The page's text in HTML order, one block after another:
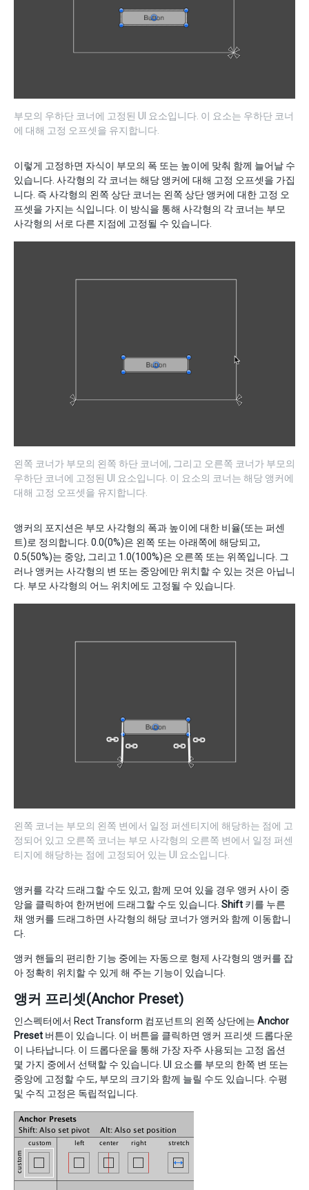
부모의 우하단 코너에 고정된 UI 요소입니다. 이 요소는 우하단 코너
에 대해 고정 오프셋을 유지합니다.
이렇게 고정하면 자식이 부모의 폭 또는 높이에 맞춰 함께 늘어날 수
있습니다. 사각형의 각 코너는 해당 앵커에 대해 고정 오프셋을 가집
니다. 즉 사각형의 왼쪽 상단 코너는 왼쪽 상단 앵커에 대한 고정 오
프셋을 가지는 식입니다. 이 방식을 통해 사각형의 각 코너는 부모
사각형의 서로 다른 지점에 고정될 수 있습니다.
왼쪽 코너가 부모의 왼쪽 하단 코너에, 그리고 오른쪽 코너가 부모의
우하단 코너에 고정된 UI 요소입니다. 이 요소의 코너는 해당 앵커에
대해 고정 오프셋을 유지합니다.
앵커의 포지션은 부모 사각형의 폭과 높이에 대한 비율(또는 퍼센
트)로 정의합니다. 0.0(0%)은 왼쪽 또는 아래쪽에 해당되고,
0.5(50%)는 중앙, 그리고 1.0(100%)은 오른쪽 또는 위쪽입니다. 그
러나 앵커는 사각형의 변 또는 중앙에만 위치할 수 있는 것은 아닙니
다. 부모 사각형의 어느 위치에도 고정될 수 있습니다.
왼쪽 코너는 부모의 왼쪽 변에서 일정 퍼센티지에 해당하는 점에 고
정되어 있고 오른쪽 코너는 부모 사각형의 오른쪽 변에서 일정 퍼센
티지에 해당하는 점에 고정되어 있는 UI 요소입니다.
앵커를 각각 드래그할 수도 있고, 함께 모여 있을 경우 앵커 사이 중
앙을 클릭하여 한꺼번에 드래그할 수도 있습니다. Shift 키를 누른
채 앵커를 드래그하면 사각형의 해당 코너가 앵커와 함께 이동합니
다.
앵커 핸들의 편리한 기능 중에는 자동으로 형제 사각형의 앵커를 잡
아 정확히 위치할 수 있게 해 주는 기능이 있습니다.
앵커 프리셋(Anchor Preset)
인스펙터에서 Rect Transform 컴포넌트의 왼쪽 상단에는 Anchor
Preset 버튼이 있습니다. 이 버튼을 클릭하면 앵커 프리셋 드롭다운
이 나타납니다. 이 드롭다운을 통해 가장 자주 사용되는 고정 옵션
몇 가지 중에서 선택할 수 있습니다. UI 요소를 부모의 한쪽 변 또는
중앙에 고정할 수도, 부모의 크기와 함께 늘릴 수도 있습니다. 수평
및 수직 고정은 독립적입니다.